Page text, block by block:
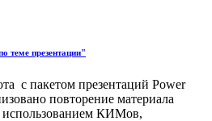
теме презентации"
с пакетом презентаций Power
повторение материала
КИМов,